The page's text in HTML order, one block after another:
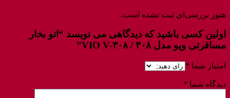
هنوز بررسی‌ای ثبت نشده است.
اولین کسی باشید که دیدگاهی می نویسد “اتو بخار
مسافرتی ویو مدل ۳۰۸ / VIO V-۳۰۸”
امتیاز شما *
دیدگاه شما *